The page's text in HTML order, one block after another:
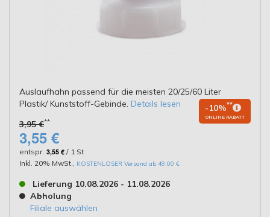
Auslaufhahn passend für die meisten 20/25/60 Liter
Plastik/ Kunststoff-Gebinde. Details lesen
3,95 €**
-10%**
ONLINE RABATT
3,55 €
entspr. 3,55 € / 1 St
Inkl. 20% MwSt.
KOSTENLOSER Versand ab 49,00 €
Lieferung 10.08.2026 - 11.08.2026
Abholung
Filiale auswählen